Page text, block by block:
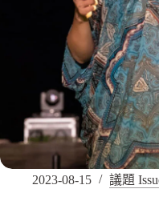
2023-08-15 議題